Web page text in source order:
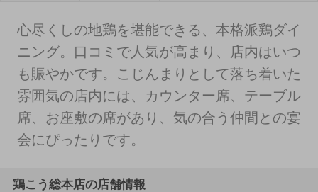
心尽くしの地鶏を堪能できる、本格派鶏ダイ
ニング。口コミで人気が高まり、店内はいつ
も賑やかです。こじんまりとして落ち着いた
雰囲気の店内には、カウンター席、テーブル
席、お座敷の席があり、気の合う仲間との宴
会にぴったりです。
鶏こう総本店の店舗情報